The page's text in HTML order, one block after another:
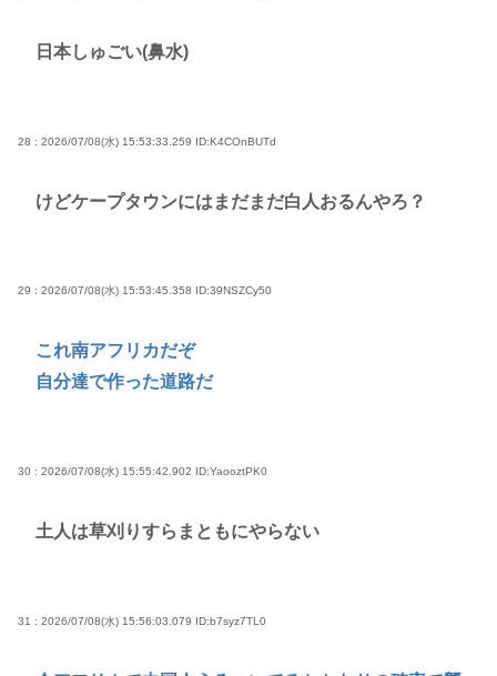
日本しゅごい(鼻水)
28 : 2026/07/08(水) 15:53:33.259 ID:K4COnBUTd
けどケープタウンにはまだまだ白人おるんやろ？
29 : 2026/07/08(水) 15:53:45.358 ID:39NSZCy50
これ南アフリカだぞ
自分達で作った道路だ
30 : 2026/07/08(水) 15:55:42.902 ID:YaooztPK0
土人は草刈りすらまともにやらない
31 : 2026/07/08(水) 15:56:03.079 ID:b7syz7TL0